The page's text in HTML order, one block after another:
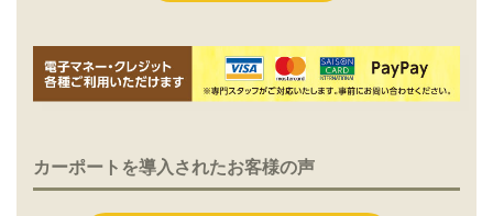
カーポートを導入されたお客様の声